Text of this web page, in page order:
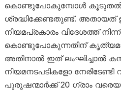
കൊണ്ടുപോകുമ്പോൾ കൂടുതൽ
ശ്രദ്ധിക്കേണ്ടതുണ്ട്. അതായത്
നിയമപ്രകാരം വിദേശത്ത്
കൊണ്ടുപോകുന്നതിന്
അതിനാൽ ഇത് ലംഘിച്ചാൽ
നിയമനടപടികളോ നേരിടേണ്ടി
പുരുഷന്മാർക്ക് 20 ഗ്രാം